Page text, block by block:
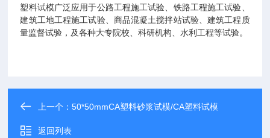
塑料试模广泛应用于公路工程施工试验、铁路工程施工试验、
建筑工地工程施工试验、商品混凝土搅拌站试验、建筑工程质
量监督试验，及各种大专院校、科研机构、水利工程等试验。
上一个：50*50mmCA塑料砂浆试模/CA塑料试模
返回列表